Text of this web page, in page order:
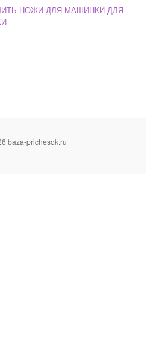
НОЖИ ДЛЯ МАШИНКИ ДЛЯ
baza-prichesok.ru